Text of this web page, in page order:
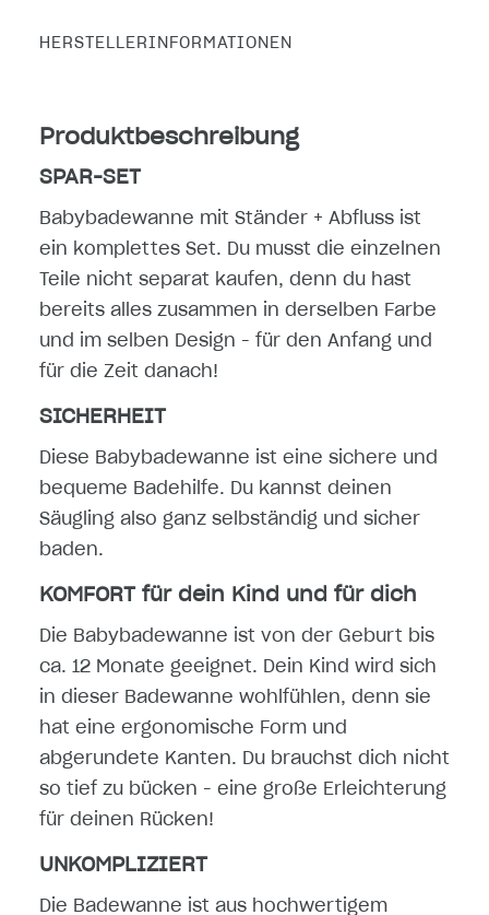
HERSTELLERINFORMATIONEN
Produktbeschreibung
SPAR-SET
Babybadewanne mit Ständer + Abfluss ist
ein komplettes Set. Du musst die einzelnen
Teile nicht separat kaufen, denn du hast
bereits alles zusammen in derselben Farbe
und im selben Design - für den Anfang und
für die Zeit danach!
SICHERHEIT
Diese Babybadewanne ist eine sichere und
bequeme Badehilfe. Du kannst deinen
Säugling also ganz selbständig und sicher
baden.
KOMFORT für dein Kind und für dich
Die Babybadewanne ist von der Geburt bis
ca. 12 Monate geeignet. Dein Kind wird sich
in dieser Badewanne wohlfühlen, denn sie
hat eine ergonomische Form und
abgerundete Kanten. Du brauchst dich nicht
so tief zu bücken - eine große Erleichterung
für deinen Rücken!
UNKOMPLIZIERT
Die Badewanne ist aus hochwertigem